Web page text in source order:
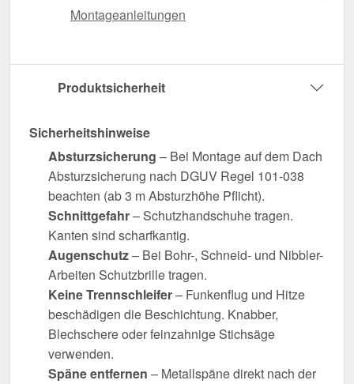
Montageanleitungen
Produktsicherheit
Sicherheitshinweise
Absturzsicherung – Bei Montage auf dem Dach
Absturzsicherung nach DGUV Regel 101-038
beachten (ab 3 m Absturzhöhe Pflicht).
Schnittgefahr– Schutzhandschuhe tragen.
Kanten sind scharfkantig.
Augenschutz– Bei Bohr-, Schneid- und Nibbler-
Arbeiten Schutzbrille tragen.
Keine Trennschleifer– Funkenflug und Hitze
beschädigen die Beschichtung. Knabber,
Blechschere oder feinzahnige Stichsäge
verwenden.
Späne entfernen – Metallspäne direkt nach der